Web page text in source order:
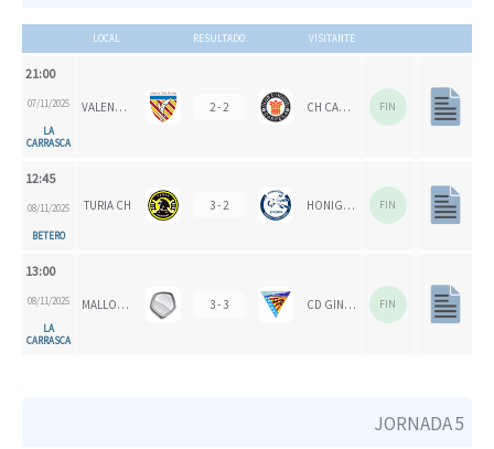
LOCAL RESULTADO VISITANTE
21:00
07/11/2025
LA
CARRASCA
VALENCIA CH 1924 2 - 2 CH CARPESA FIN
12:45
08/11/2025
BETERO
TURIA CH 3 - 2 HONIGVÖGEL FIN
13:00
08/11/2025
LA
CARRASCA
MALLORCA CH 3 - 3 CD GINER DE LOS RÍOS FIN
JORNADA 5